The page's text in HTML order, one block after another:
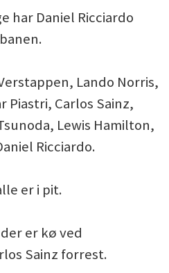
har Daniel Ricciardo
Lando Norris,
Piastri, Carlos Sainz,
Lewis Hamilton,
Ricciardo.
er i pit.
er kø ved
Sainz forrest.